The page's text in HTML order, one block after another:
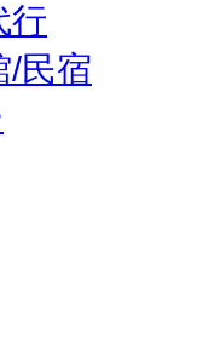
行
/民宿